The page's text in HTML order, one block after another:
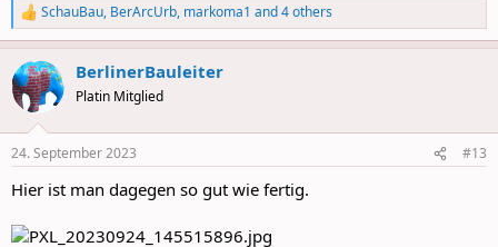
R
e
a
c
t
i
s
SchauBau, BerArcUrb, markoma1 and 4 others
BerlinerBauleiter
Platin Mitglied
24. September 2023 #13
Hier ist man dagegen so gut wie fertig.